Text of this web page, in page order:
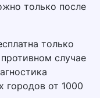
только после
только
случае
городов от 1000